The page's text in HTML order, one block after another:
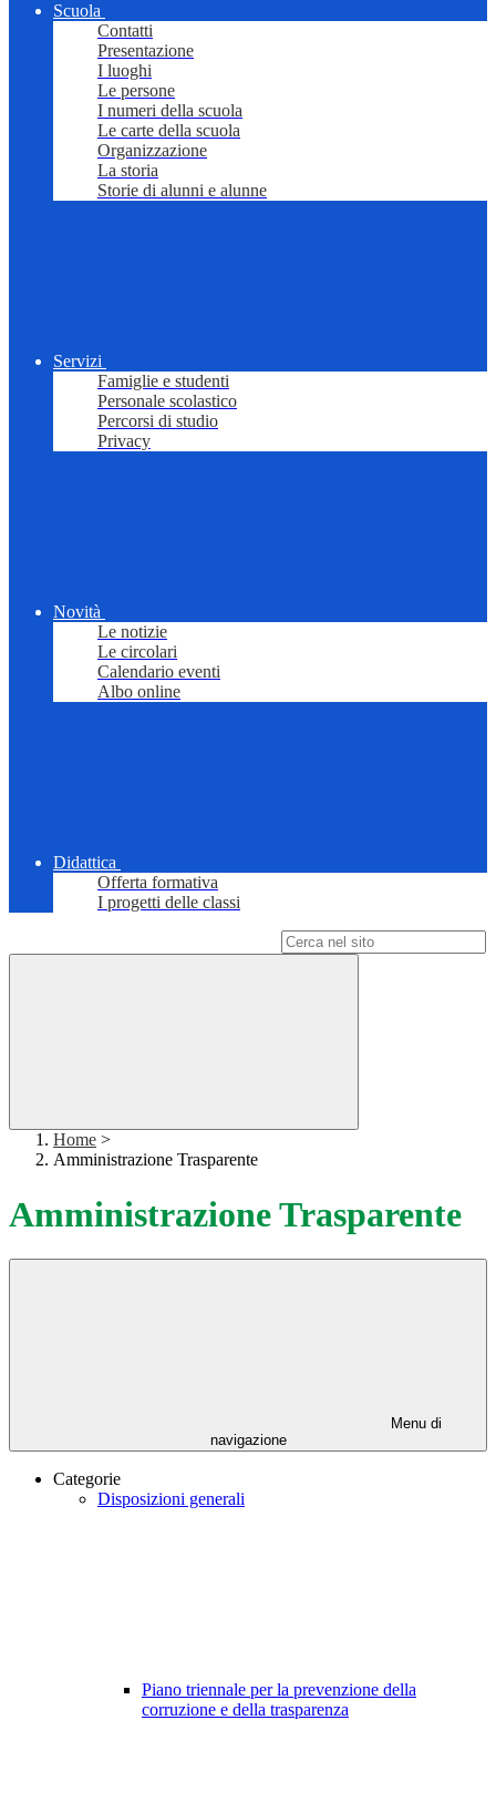
Scuola
Contatti
Presentazione
I luoghi
Le persone
I numeri della scuola
Le carte della scuola
Organizzazione
La storia
Storie di alunni e alunne
Servizi
Famiglie e studenti
Personale scolastico
Percorsi di studio
Privacy
Novità
Le notizie
Le circolari
Calendario eventi
Albo online
Didattica
Offerta formativa
I progetti delle classi
Home >
Amministrazione Trasparente
Amministrazione Trasparente
Menu di
navigazione
Categorie
Disposizioni generali
Piano triennale per la prevenzione della
corruzione e della trasparenza